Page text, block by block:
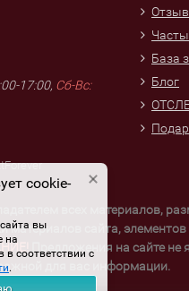
cookie-
вы
на
в соответствии с
.
17:00, Сб-Вс:
База
Блог
всех материалов,
материалов сайта,
Предложения на сайте
для вас информации.